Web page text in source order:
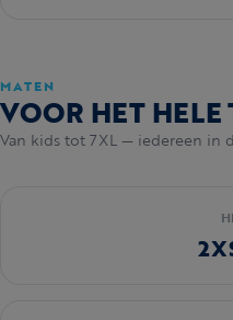
MATEN
VOOR HET HELE
Van kids tot 7XL — iedereen in